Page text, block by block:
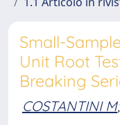
Small-
Unit Root
Breaking
COSTANTINI M;